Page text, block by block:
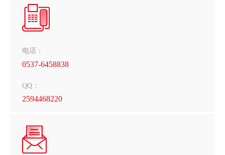
电话：
0537-6458838
QQ：
2594468220